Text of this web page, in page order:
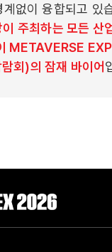
계없이 융합되고 있
이 주최하는 모든 산
METAVERSE
람회)의 잠재 바이어